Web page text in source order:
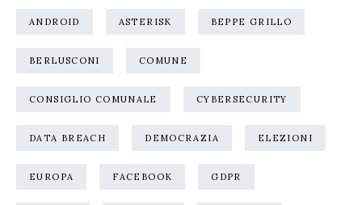
ANDROID ASTERISK BEPPE GRILLO
BERLUSCONI COMUNE
CONSIGLIO COMUNALE CYBERSECURITY
DATA BREACH DEMOCRAZIA ELEZIONI
EUROPA FACEBOOK GDPR